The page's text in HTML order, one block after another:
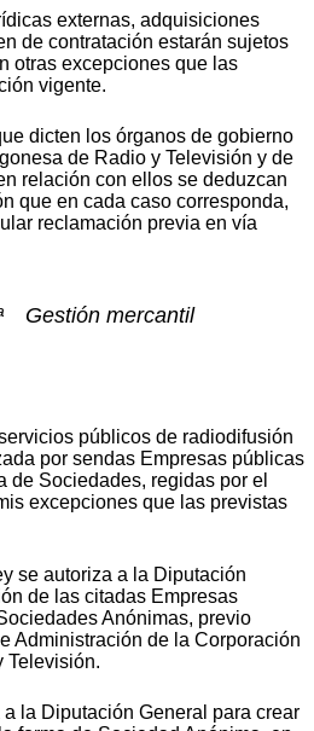
externas, adquisiciones
de contratación estarán sujetos
otras excepciones que las
vigente.
dicten los órganos de gobierno
de Radio y Televisión y de
relación con ellos se deduzcan
que en cada caso corresponda,
reclamación previa en vía
Gestión mercantil
públicos de radiodifusión
por sendas Empresas públicas
de Sociedades, regidas por el
excepciones que las previstas
se autoriza a la Diputación
de las citadas Empresas
Anónimas, previo
Administración de la Corporación
Televisión.
la Diputación General para crear